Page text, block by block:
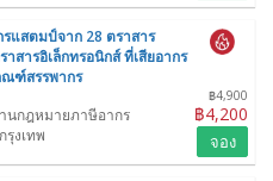
รแสตมป์จาก 28 ตราสาร
สารอิเล็กทรอนิกส์ ที่เสียอากร
ฑ์สรรพากร
฿4,900
฿4,200
กฎหมายภาษีอากร
รุงเทพ
จอง